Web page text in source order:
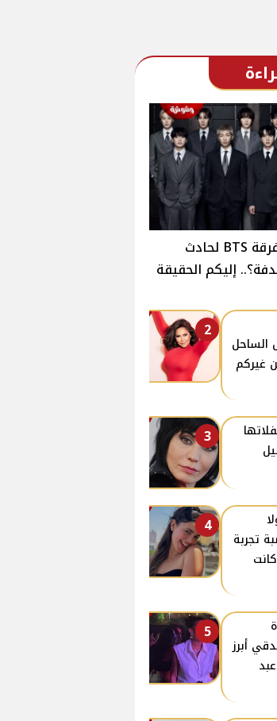
هل تعرض بطل فرقة BTS لحادث
إليكم الحقيقة
2
الساحل
غيركم
3
4
تجربة
5
أبرز